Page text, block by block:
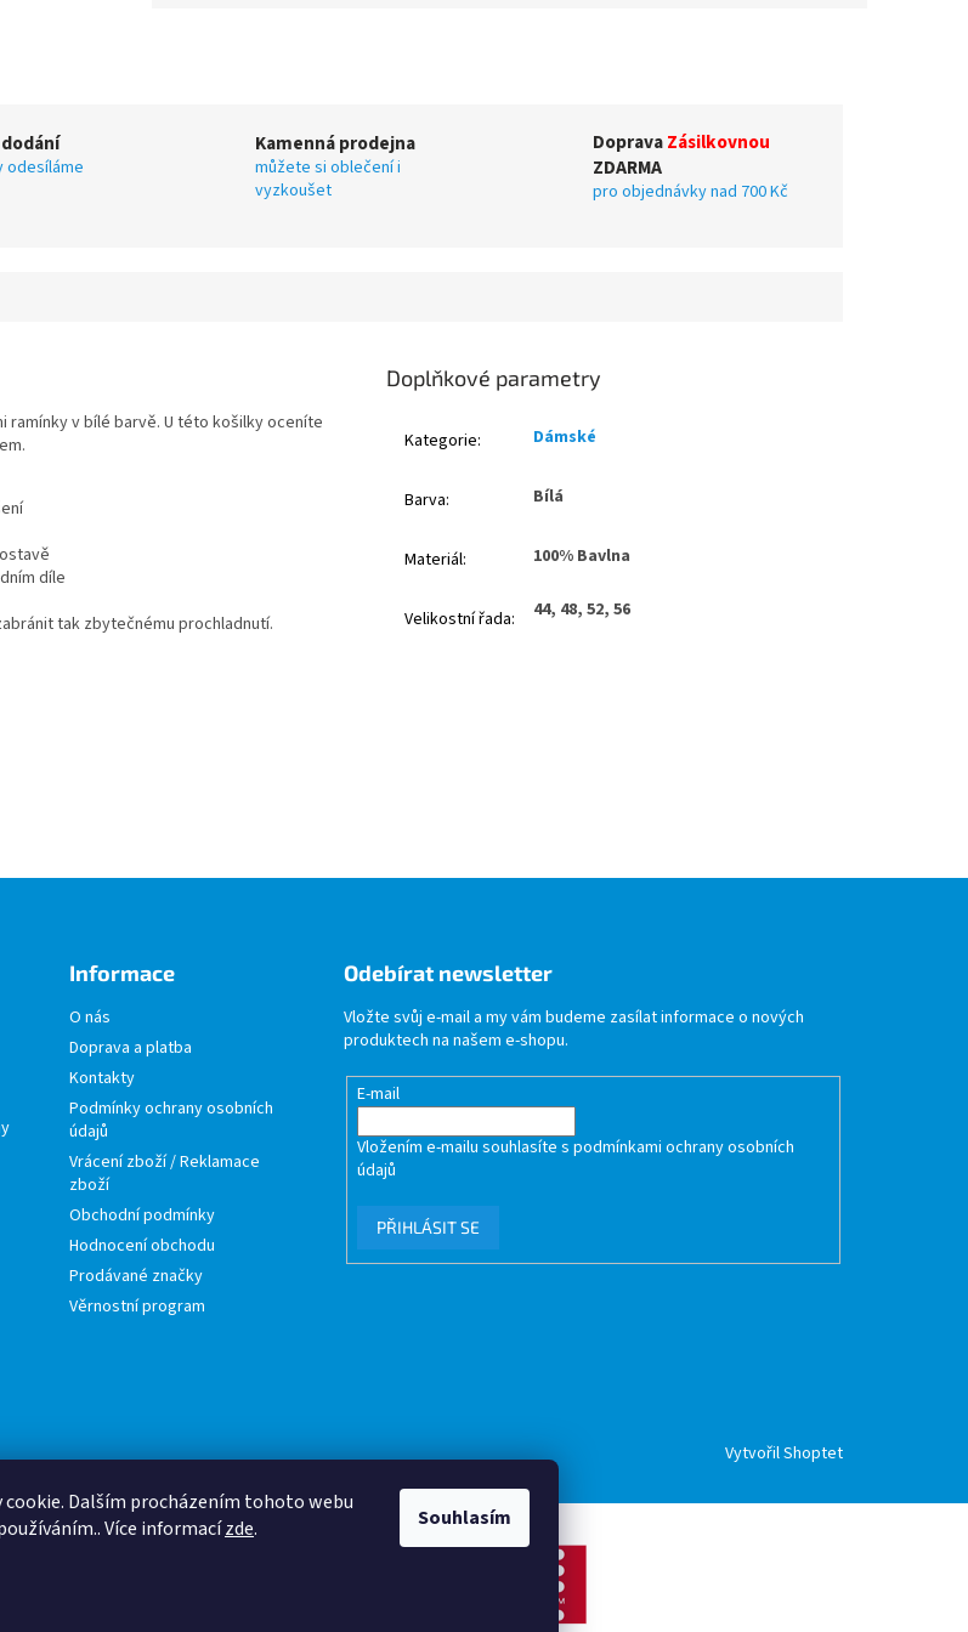
cookie. Dalším procházením tohoto webu
Více informacízde. Souhlasím
odesíláme
Kamenná prodejna
můžete si oblečení i
vyzkoušet
DopravaZásilkovnou
ZDARMA
pro objednávky nad 700 Kč
ramínky vbílé barvě. U této košilky oceníte
díle
tak zbytečnému prochladnutí.
Doplňkové parametry
Kategorie: Dámské
Barva: Bílá
Materiál: 100% Bavlna
Velikostní řada: 44, 48, 52, 56
Informace
O nás
Doprava a platba
Kontakty
Podmínky ochrany osobních
údajů
Vrácení zboží / Reklamace
zboží
Obchodní podmínky
Hodnocení obchodu
Prodávané značky
Věrnostní program
Odebírat newsletter
Vložte svůj e-mail a my vám budeme zasílat informace o nových
produktech na našem e-shopu.
E-mail
Vložením e-mailu souhlasíte spodmínkami ochrany osobních
údajů
PŘIHLÁSIT SE
Vytvořil Shoptet